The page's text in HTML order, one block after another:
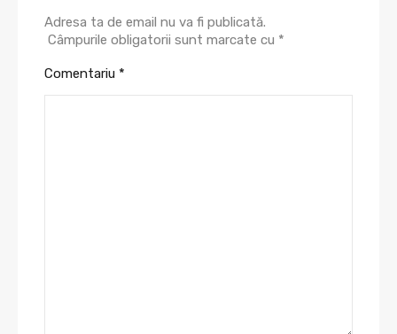
Adresa ta de email nu va fi publicată.
Câmpurile obligatorii sunt marcate cu *
Comentariu *